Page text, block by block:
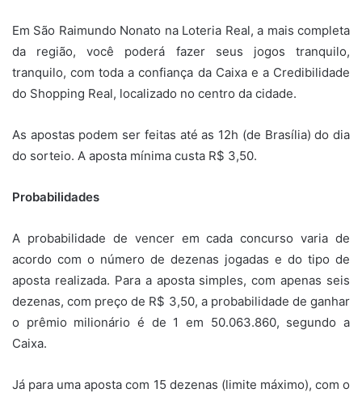
Em São Raimundo Nonato na Loteria Real, a mais completa
da região, você poderá fazer seus jogos tranquilo,
tranquilo, com toda a confiança da Caixa e a Credibilidade
do Shopping Real, localizado no centro da cidade.
As apostas podem ser feitas até as 12h (de Brasília) do dia
do sorteio. A aposta mínima custa R$ 3,50.
Probabilidades
A probabilidade de vencer em cada concurso varia de
acordo com o número de dezenas jogadas e do tipo de
aposta realizada. Para a aposta simples, com apenas seis
dezenas, com preço de R$ 3,50, a probabilidade de ganhar
o prêmio milionário é de 1 em 50.063.860, segundo a
Caixa.
Já para uma aposta com 15 dezenas (limite máximo), com o